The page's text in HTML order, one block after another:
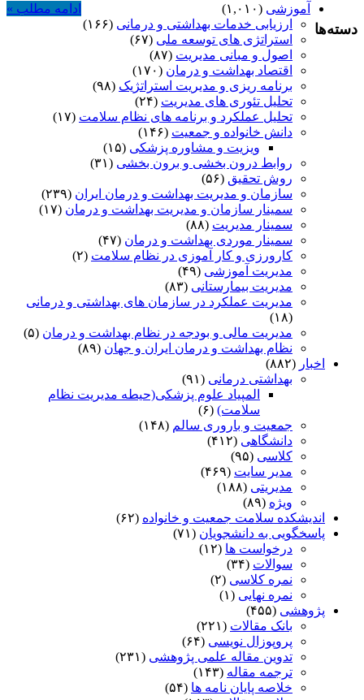
ادامه مطلب »
دسته‌ها
آموزشی (۱,۰۱۰)
ارزیابی خدمات بهداشتی و درمانی (۱۶۶)
استراتژی های توسعه ملی (۶۷)
اصول و مبانی مدیریت (۸۷)
اقتصاد بهداشت و درمان (۱۷۰)
برنامه ریزی و مدیریت استراتژیک (۹۸)
تحلیل تئوری های مدیریت (۲۴)
تحلیل عملکرد و برنامه های نظام سلامت (۱۷)
دانش خانواده و جمعیت (۱۴۶)
ویزیت و مشاوره پزشکی (۱۵)
روابط درون بخشی و برون بخشی (۳۱)
روش تحقیق (۵۶)
سازمان و مدیریت بهداشت و درمان ایران (۲۳۹)
سمینار سازمان و مدیریت بهداشت و درمان (۱۷)
سمینار مدیریت (۸۸)
سمینار موردی بهداشت و درمان (۴۷)
کارورزی و کار آموزی در نظام سلامت (۲)
مدیریت آموزشی (۴۹)
مدیریت بیمارستانی (۸۳)
مدیریت عملکرد در سازمان های بهداشتی و درمانی
(۱۸)
مدیریت مالی و بودجه در نظام بهداشت و درمان (۵)
نظام بهداشت و درمان ایران و جهان (۸۹)
اخبار (۸۸۲)
بهداشتی درمانی (۹۱)
المپیاد علوم پزشکی(حیطه مدیریت نظام
سلامت) (۶)
جمعیت و باروری سالم (۱۴۸)
دانشگاهی (۴۱۲)
کلاسی (۹۵)
مدیر سایت (۴۶۹)
مدیریتی (۱۸۸)
ویژه (۸۹)
اندیشکده سلامت جمعیت و خانواده (۶۲)
پاسخگویی به دانشجویان (۷۱)
درخواست ها (۱۲)
سوالات (۳۴)
نمره کلاسی (۲)
نمره نهایی (۱)
پژوهشی (۴۵۵)
بانک مقالات (۲۲۱)
پروپوزال نویسی (۶۴)
تدوین مقاله علمی پژوهشی (۲۳۱)
ترجمه مقاله (۱۴۳)
خلاصه پایان نامه ها (۵۴)